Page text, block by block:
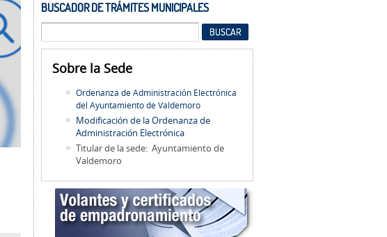
BUSCADOR DE TRÁMITES MUNICIPALES
Sobre la Sede
Ordenanza de Administración Electrónica
del Ayuntamiento de Valdemoro
Modificación de la Ordenanza de
Administración Electrónica
Titular de la sede: Ayuntamiento de
Valdemoro